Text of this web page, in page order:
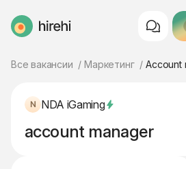
HireHi
Все вакансии Маркетинг Account
NDA iGaming
account manager